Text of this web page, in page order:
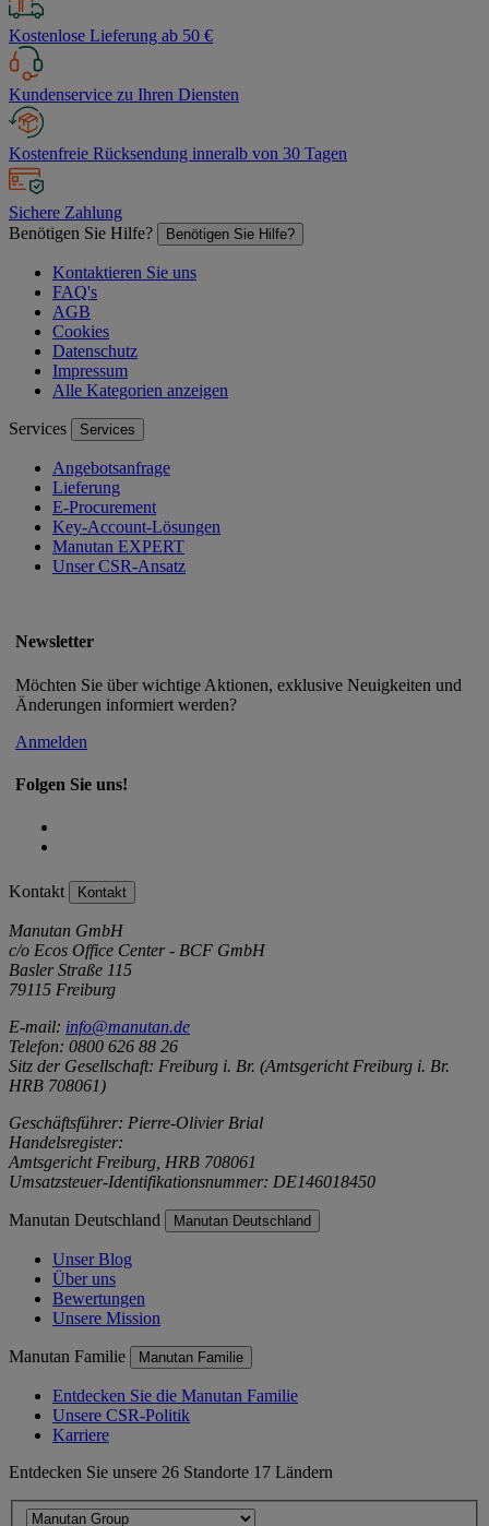
Kostenlose Lieferung ab 50 €
Kundenservice zu Ihren Diensten
Kostenfreie Rücksendung inneralb von 30 Tagen
Sichere Zahlung
Benötigen Sie Hilfe?
Benötigen Sie Hilfe?
Kontaktieren Sie uns
FAQ's
AGB
Cookies
Datenschutz
Impressum
Alle Kategorien anzeigen
Services Services
Angebotsanfrage
Lieferung
E-Procurement
Key-Account-Lösungen
Manutan EXPERT
Unser CSR-Ansatz
Newsletter
Möchten Sie über wichtige Aktionen, exklusive Neuigkeiten und
Änderungen informiert werden?
Anmelden
Folgen Sie uns!
Kontakt Kontakt
Manutan GmbH
c/o Ecos Office Center - BCF GmbH
Basler Straße 115
79115 Freiburg
E-mail: info@manutan.de
Telefon: 0800 626 88 26
Sitz der Gesellschaft: Freiburg i. Br. (Amtsgericht Freiburg i. Br.
HRB 708061)
Geschäftsführer: Pierre-Olivier Brial
Handelsregister:
Amtsgericht Freiburg, HRB 708061
Umsatzsteuer-Identifikationsnummer: DE146018450
Manutan Deutschland Manutan Deutschland
Unser Blog
Über uns
Bewertungen
Unsere Mission
Manutan Familie Manutan Familie
Entdecken Sie die Manutan Familie
Unsere CSR-Politik
Karriere
Entdecken Sie unsere 26 Standorte 17 Ländern